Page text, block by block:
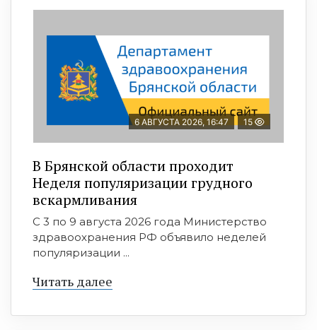
6 АВГУСТА 2026, 16:47 15
В Брянской области проходит
Неделя популяризации грудного
вскармливания
С 3 по 9 августа 2026 года Министерство
здравоохранения РФ объявило неделей
популяризации ...
Читать далее